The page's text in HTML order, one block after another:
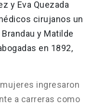
y Eva Quezada
cirujanos un
y Matilde
en 1892,
ingresaron
a carreras como